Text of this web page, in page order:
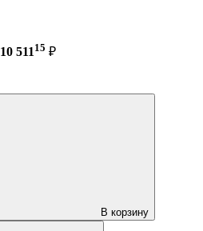
10 51115 ₽
В корзину